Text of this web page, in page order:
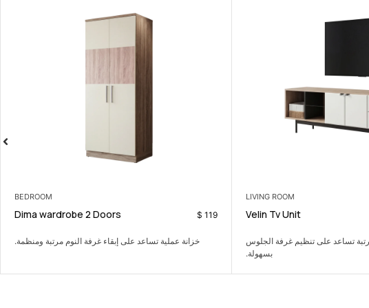
Dima wardrobe 2 Doors
خزانة عملية تساعد على إبقاء غرفة النوم مرتبة ومنظمة. ركنة فالكون: تصميم عصري، راحة مطلقة،